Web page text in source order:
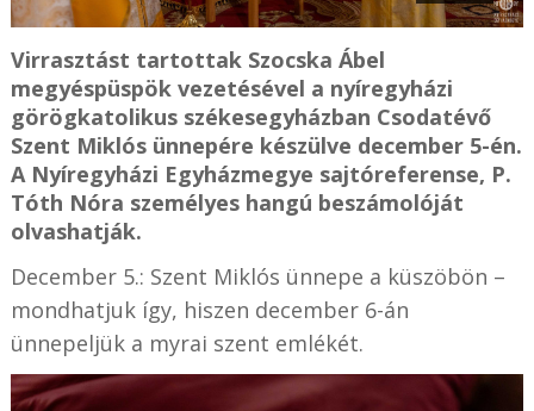
Virrasztást tartottak Szocska Ábel
megyéspüspök vezetésével a nyíregyházi
görögkatolikus székesegyházban Csodatévő
Szent Miklós ünnepére készülve december 5-én.
A Nyíregyházi Egyházmegye sajtóreferense, P.
Tóth Nóra személyes hangú beszámolóját
olvashatják.
December 5.: Szent Miklós ünnepe a küszöbön –
mondhatjuk így, hiszen december 6-án
ünnepeljük a myrai szent emlékét.